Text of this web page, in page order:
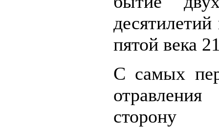
пятой века
С самых
сторону